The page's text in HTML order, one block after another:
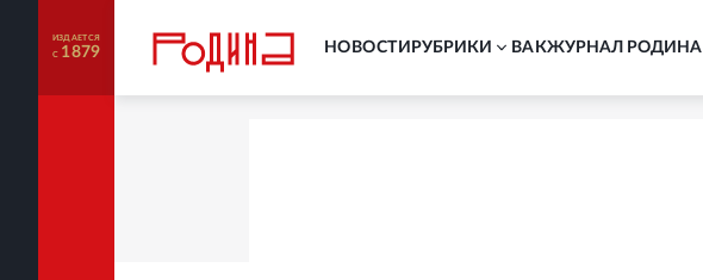
ИЗДАЕТСЯ
С 1879 НОВОСТИ РУБРИКИ ВАКЖУРНАЛ РОДИНА